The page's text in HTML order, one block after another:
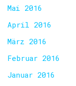
Mai 2016
April 2016
März 2016
Februar 2016
Januar 2016